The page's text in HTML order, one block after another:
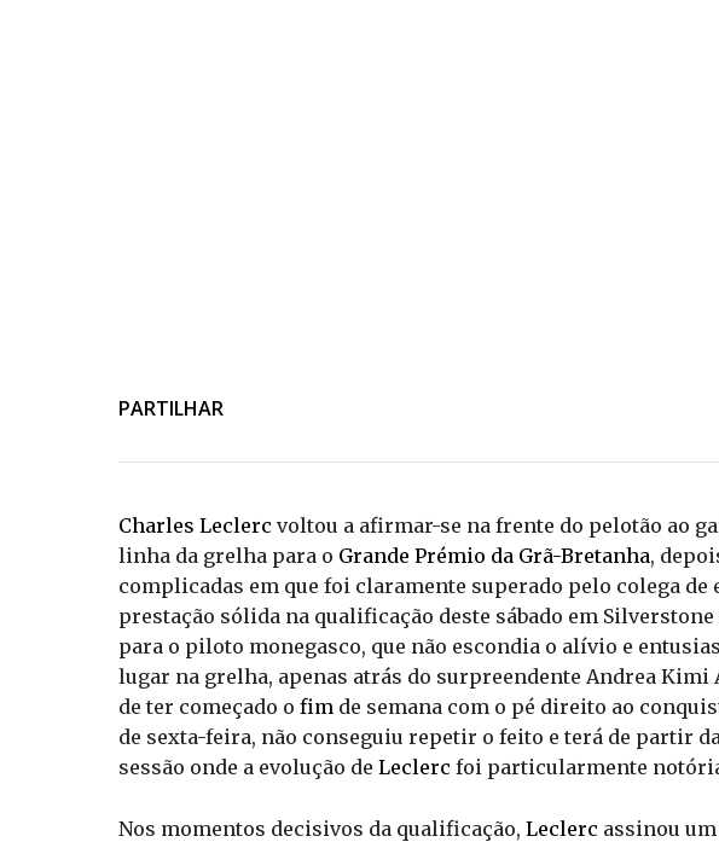
PARTILHAR
Charles Leclerc voltou a afirmar-se na frente do pelotão ao
linha da grelha para o Grande Prémio da Grã-Bretanha,
complicadas em que foi claramente superado pelo colega de
prestação sólida na qualificação deste sábado em
para o piloto monegasco, que não escondia o alívio e
lugar na grelha, apenas atrás do surpreendente Andrea
de ter começado o fim de semana com o pé direito ao
de sexta-feira, não conseguiu repetir o feito e terá de partir
sessão onde a evolução de Leclerc foi particularmente
Nos momentos decisivos da qualificação, Leclerc assinou um